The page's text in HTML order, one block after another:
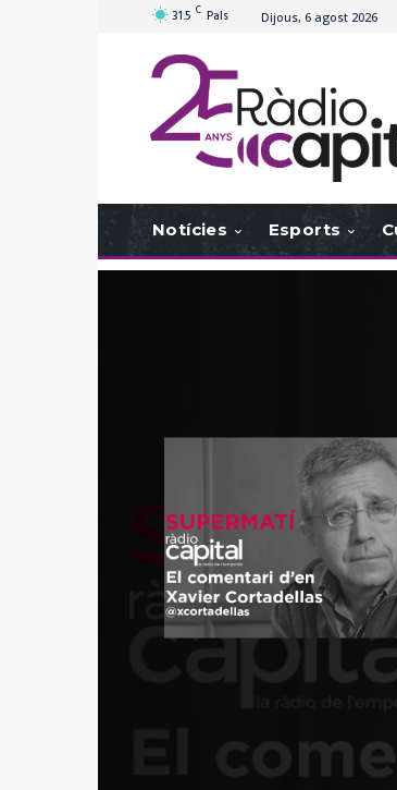
31.5 C Pals Dijous, 6 agost 2026
Notícies Esports